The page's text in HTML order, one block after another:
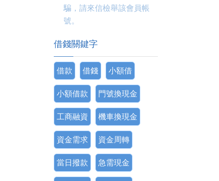
騙，請來信檢舉該會員帳
號。
借錢關鍵字
借款 借錢 小額借
小額借款 門號換現金
工商融資 機車換現金
資金需求 資金周轉
當日撥款 急需現金